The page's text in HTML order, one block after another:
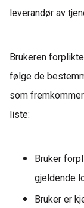
leverandør av
Brukeren
følge de
som
liste:
Bruker
gjeldende
Bruker er